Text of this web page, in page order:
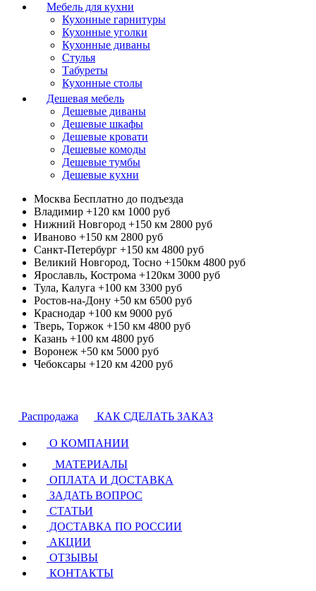
Мебель для кухни
Кухонные гарнитуры
Кухонные уголки
Кухонные диваны
Стулья
Табуреты
Кухонные столы
Дешевая мебель
Дешевые диваны
Дешевые шкафы
Дешевые кровати
Дешевые комоды
Дешевые тумбы
Дешевые кухни
Москва Бесплатно до подъезда
Владимир +120 км 1000 руб
Нижний Новгород +150 км 2800 руб
Иваново +150 км 2800 руб
Санкт-Петербург +150 км 4800 руб
Великий Новгород, Тосно +150км 4800 руб
Ярославль, Кострома +120км 3000 руб
Тула, Калуга +100 км 3300 руб
Ростов-на-Дону +50 км 6500 руб
Краснодар +100 км 9000 руб
Тверь, Торжок +150 км 4800 руб
Казань +100 км 4800 руб
Воронеж +50 км 5000 руб
Чебоксары +120 км 4200 руб
Распродажа КАК СДЕЛАТЬ ЗАКАЗ
О КОМПАНИИ
МАТЕРИАЛЫ
ОПЛАТА И ДОСТАВКА
ЗАДАТЬ ВОПРОС
СТАТЬИ
ДОСТАВКА ПО РОССИИ
АКЦИИ
ОТЗЫВЫ
КОНТАКТЫ